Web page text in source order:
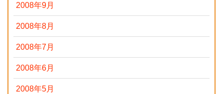
2008年9月
2008年8月
2008年7月
2008年6月
2008年5月